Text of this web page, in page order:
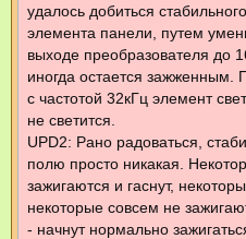
удалось добиться
элемента панели, путем
выходе преобразователя до
иногда остается зажженным.
с частотой 32кГц элемент
не светится.
UPD2: Рано радоваться,
полю просто никакая.
зажигаются и гаснут,
некоторые совсем не
- начнут нормально